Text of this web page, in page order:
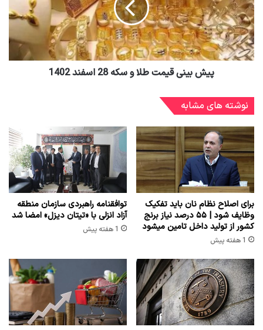
پیش‌ بینی قیمت طلا و سکه 28 اسفند 1402
نوشته های مشابه
برای اصلاح نظام نان باید تفکیک
وظایف شود | ۵۵ درصد نیاز برنج
کشور از تولید داخل تامین میشود
1 هفته پیش
توافقنامه راهبردی سازمان منطقه
آزاد انزلی با «تیتان دیزل» امضا شد
1 هفته پیش